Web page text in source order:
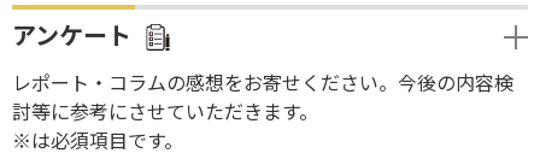
アンケート
レポート・コラムの感想をお寄せください。今後の内容検
討等に参考にさせていただきます。
※は必須項目です。